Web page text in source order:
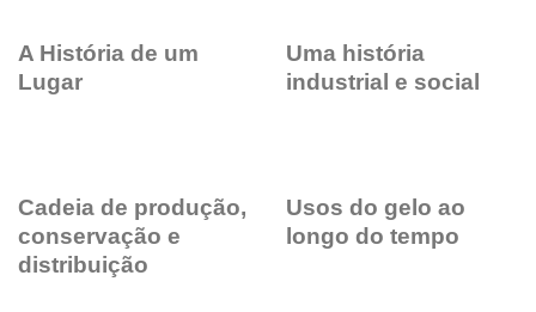
A História de um
Lugar
Uma história
industrial e social
Cadeia de produção,
conservação e
distribuição
Usos do gelo ao
longo do tempo